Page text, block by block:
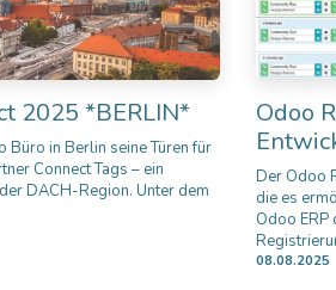
2025 *BERLIN*
Büro in Berlin seine Türen für
Connect Tags – ein
DACH-Region. Unter dem
Odoo
Der Odoo
die es
Odoo
08.08.2025